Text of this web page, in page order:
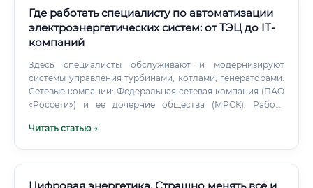
Где работать специалисту по автоматизации
электроэнергетических систем: от ТЭЦ до IT-
компаний
Здесь специалисты обслуживают и модернизируют
системы управления турбинами, котлами, генераторами.
Сетевые компании: Федеральная сетевая компания (ПАО
«Россети») и ее дочерние общества (МРСК). Работа
обслуживанием и наладкой систем РЗА и телемеханики.
Читать статью →